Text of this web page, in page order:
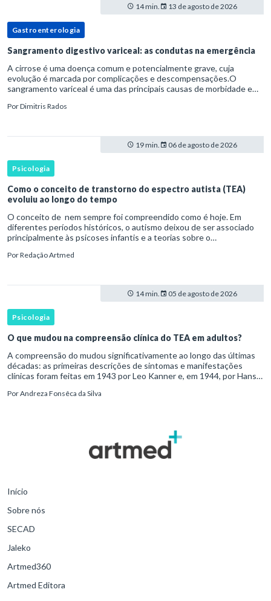
14 min. 13 de agosto de 2026
Gastroenterologia
Sangramento digestivo variceal: as condutas na emergência
A cirrose é uma doença comum e potencialmente grave, cuja
evolução é marcada por complicações e descompensações.O
sangramento variceal é uma das principais causas de morbidade e
hipertensão port
PorDimitris Rados
19 min. 06 de agosto de 2026
Psicologia
Como o conceito de transtorno do espectro autista (TEA)
evoluiu ao longo do tempo
O conceito de nem sempre foi compreendido como é hoje. Em
diferentes períodos históricos, o autismo deixou de ser associado
principalmente às psicoses infantis e a teorias sobre o
transtorno do des
PorRedação Artmed
14 min. 05 de agosto de 2026
Psicologia
O que mudou na compreensão clínica do TEA em adultos?
A compreensão do mudou significativamente ao longo das últimas
décadas: as primeiras descrições de sintomas e manifestações
clínicas foram feitas em 1943 por Leo Kanner e, em 1944, por Hans
PorAndreza Fonsêca da Silva
Início
Sobre nós
SECAD
Jaleko
Artmed360
Artmed Editora